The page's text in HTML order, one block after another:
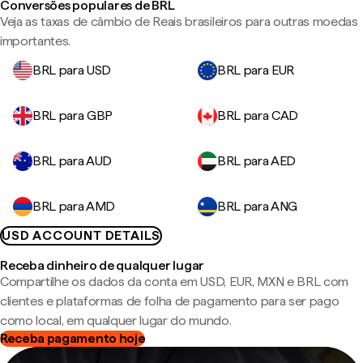
Conversões populares de BRL
Veja as taxas de câmbio de Reais brasileiros para outras moedas
importantes.
BRL para USD
BRL para EUR
BRL para GBP BRL para CAD
BRL para AUD BRL para AED
BRL para AMD
BRL para ANG
USD ACCOUNT DETAILS
Receba dinheiro de qualquer lugar
Compartilhe os dados da conta em USD, EUR, MXN e BRL com
clientes e plataformas de folha de pagamento para ser pago
como local, em qualquer lugar do mundo.
Receba pagamento hoje